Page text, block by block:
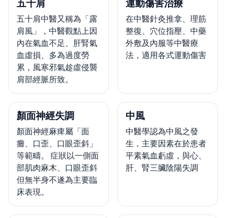
五十肩
五十肩中醫又稱為「露
肩風」，中醫觀點上因
內在氣血不足、肝腎氣
血虛損、多為過度勞
累，風寒邪氣趁虛侵襲
肩部經脈所致。
運動傷害治療
在中醫針灸推拿、理筋
整復、穴位指壓、中藥
外敷及內服等中醫療
法，適用各式運動傷害
顏面神經失調
顏面神經麻痺屬「面
癱、口歪、口眼歪斜」
等範疇。 症狀以一側面
部肌肉麻木、口眼歪斜
但無半身不遂為主要臨
床表現。
中風
中醫學認為中風之發
生，主要因素在於患者
平素氣血虧虛，與心、
肝、腎三臟陰陽失調